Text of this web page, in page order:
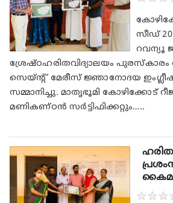
സീഡ്
റവന്യൂ
ശ്രേഷ്ഠഹരിതവിദ്യാലയം പുരസ്കാരം
സെയ്‌ന്റ് മേരീസ് ജ്ഞാനോദയ
സമ്മാനിച്ചു. മാതൃഭൂമി കോഴിക്കോട്
മണികണ്ഠൻ സർട്ടിഫിക്കറ്റും…..
★★★